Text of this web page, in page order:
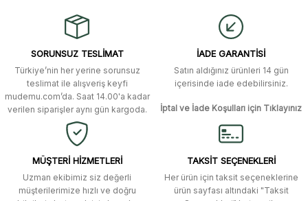
Ürün resmi kalitesiz, bozuk veya görüntülenemiyor.
Ürün bilgilerinde hatalar bulunuyor.
Ürün fiyatı diğer sitelerden daha pahalı.
Bu ürüne benzer farklı alternatifler olmalı.
alışverişti. Ürün bir gün sonra elime
ulaştı. Mağaza yetkilileri oldukça
yanıt aldım ve çözüm buldum.
Murat Duman | 17/03/2026
Site güvenilir ve kullanışlı, fakat
kavela ve diğer ahşap aksesuarları
menü seçeneklerinde bulunmuyor,
spesifik olarak "kavela" terimini
aratarak bulunabilir.
M... K... | 12/12/2025
SORUNSUZ TESLİMAT
Türkiye’nin her yerine sorunsuz
teslimat ile alışveriş keyfi
mudemu.com’da. Saat 14.00'a kadar
verilen siparişler aynı gün kargoda.
İADE GARANTİSİ
Satın aldığınız ürünleri 14 gün
içerisinde iade edebilirsiniz.
İptal ve İade Koşulları için Tıklayınız
MÜŞTERİ HİZMETLERİ
Uzman ekibimiz siz değerli
müşterilerimize hızlı ve doğru
TAKSİT SEÇENEKLERİ
Her ürün için taksit seçeneklerine
ürün sayfası altındaki "Taksit